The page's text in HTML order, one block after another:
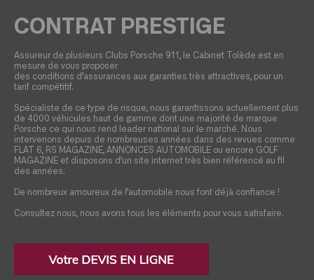
CONTRAT PRESTIGE
Assureur de plusieurs Clubs Porsche 911, le Cabinet Tolède est en
mesure de vous proposer
des conditions d’assurances aux garanties très attractives, pour un
tarif compétitif.
Spécialiste de ce type de risque, nous garantissons actuellement plus
de 4000 véhicules haut de gamme dont une majorité de marque
Porsche ce qui nous rend leader national sur le marché. Nous
intervenons depuis de nombreuses années dans des revues comme
FLAT 6, RS MAGAZINE, ANNONCES AUTOMOBILE ou encore GOLF
MAGAZINE et disposons d’un site internet très bien référencé au fil
des années.
De nombreux amoureux de l’automobile nous font déjà confiance !
Consultez nous, nous avons tous les éléments pour vous satisfaire.